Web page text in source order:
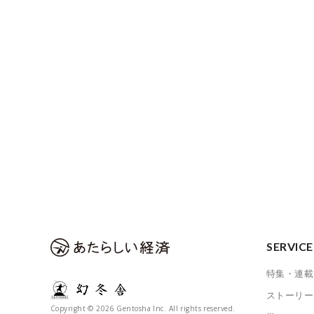
Copyright © 2026 Gentosha Inc. All rights reserved.
SERVICE
特集・連載
ストーリー